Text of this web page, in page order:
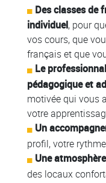
Des classes de
individuel, pour
vos cours, que
français et que
Le
pédagogique et
motivée qui vous
votre
Un
profil, votre
Une
des locaux